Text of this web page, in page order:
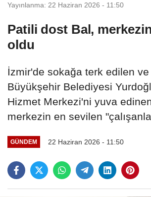
Yayınlanma: 22 Haziran 2026 - 11:50
Patili dost Bal,
oldu
İzmir'de sokağa terk edilen
Büyükşehir Belediyesi
Hizmet Merkezi'ni yuva
merkezin en sevilen
GÜNDEM 22 Haziran 2026 - 11:50